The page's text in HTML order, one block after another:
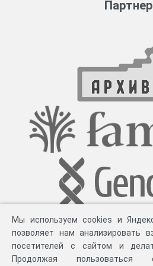
Вольской уездной земской
организации углежжения, и по
приеме на работу,
ветеринарных врачей за 1917-1919 гг.
Мы используем cookies и
позволяет нам анализировать
посетителей с сайтом и
Продолжая